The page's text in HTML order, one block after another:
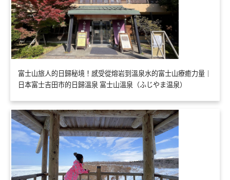
富士山旅人的日歸秘境！感受從熔岩到溫泉水的富士山療癒力量｜
日本富士吉田市的日歸溫泉 富士山溫泉（ふじやま温泉）